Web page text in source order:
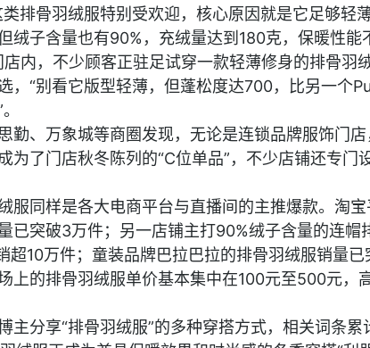
排骨羽绒服特别受欢迎，核心原因就是它足够轻
绒子含量也有90%，充绒量达到180克，保暖性能
内，不少顾客正驻足试穿一款轻薄修身的排骨羽
，“别看它版型轻薄，但蓬松度达700，比另一个
勤、万象城等商圈发现，无论是连锁品牌服饰门
为了门店秋冬陈列的“C位单品”，不少店铺还专门
服同样是各大电商平台与直播间的主推爆款。淘
已突破3万件；另一店铺主打90%绒子含量的连帽
10万件；童装品牌巴拉巴拉的排骨羽绒服销量已
上的排骨羽绒服单价基本集中在100元至500元，
主分享“排骨羽绒服”的多种穿搭方式，相关词条累